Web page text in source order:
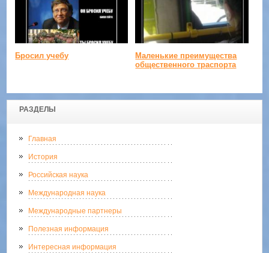
РАЗДЕЛЫ
Главная
История
Российская наука
Международная наука
Международные партнеры
Полезная информация
Интересная информация
Бросил учебу
Маленькие преимущества
общественного траспорта